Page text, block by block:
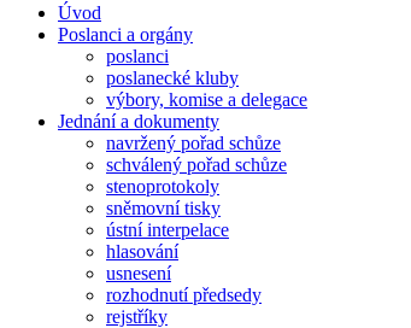
Úvod
Poslanci a orgány
poslanci
poslanecké kluby
výbory, komise a delegace
Jednání a dokumenty
navržený pořad schůze
schválený pořad schůze
stenoprotokoly
sněmovní tisky
ústní interpelace
hlasování
usnesení
rozhodnutí předsedy
rejstříky